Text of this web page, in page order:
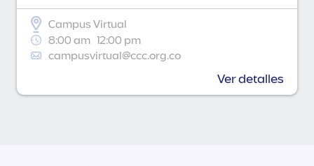
Campus Virtual
8:00 am 12:00 pm
campusvirtual@ccc.org.co
Ver detalles